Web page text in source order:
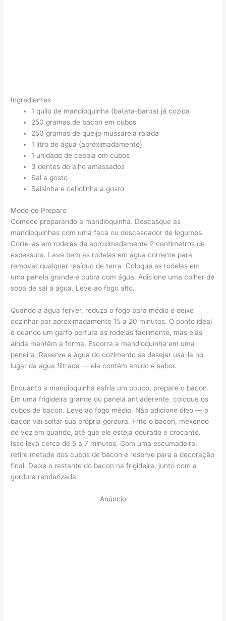
Ingredientes
1 quilo de mandioquinha (batata-baroa) já cozida
250 gramas de bacon em cubos
250 gramas de queijo mussarela ralada
1 litro de água (aproximadamente)
1 unidade de cebola em cubos
3 dentes de alho amassados
Sal a gosto
Salsinha e cebolinha a gosto
Modo de Preparo
Comece preparando a mandioquinha. Descasque as
mandioquinhas com uma faca ou descascador de legumes.
Corte-as em rodelas de aproximadamente 2 centímetros de
espessura. Lave bem as rodelas em água corrente para
remover qualquer resíduo de terra. Coloque as rodelas em
uma panela grande e cubra com água. Adicione uma colher de
sopa de sal à água. Leve ao fogo alto.
Quando a água ferver, reduza o fogo para médio e deixe
cozinhar por aproximadamente 15 a 20 minutos. O ponto ideal
é quando um garfo perfura as rodelas facilmente, mas elas
ainda mantêm a forma. Escorra a mandioquinha em uma
peneira. Reserve a água do cozimento se desejar usá-la no
lugar da água filtrada — ela contém amido e sabor.
Enquanto a mandioquinha esfria um pouco, prepare o bacon.
Em uma frigideira grande ou panela antiaderente, coloque os
cubos de bacon. Leve ao fogo médio. Não adicione óleo — o
bacon vai soltar sua própria gordura. Frite o bacon, mexendo
de vez em quando, até que ele esteja dourado e crocante.
Isso leva cerca de 5 a 7 minutos. Com uma escumadeira,
retire metade dos cubos de bacon e reserve para a decoração
final. Deixe o restante do bacon na frigideira, junto com a
gordura renderizada.
Anúncio